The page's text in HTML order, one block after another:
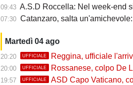
09:43 A.S.D Roccella: Nel week-end si lavora, venerdì
07:30 Catanzaro, salta
Martedì 04 ago
20:20 UFFICIALE Reggina, ufficiale l'arrivo
20:00 UFFICIALE Rossanese, colpo De
19:57 UFFICIALE ASD Capo Vaticano,